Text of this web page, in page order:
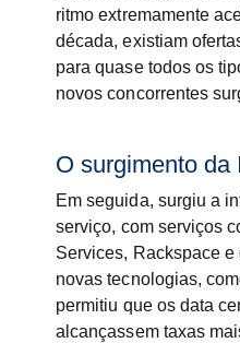
ritmo extremamente
década, existiam
para quase todos os
novos concorrentes
O surgimento da
Em seguida, surgiu a
serviço, com serviços
Services, Rackspace e
novas tecnologias,
permitiu que os data
alcançassem taxas